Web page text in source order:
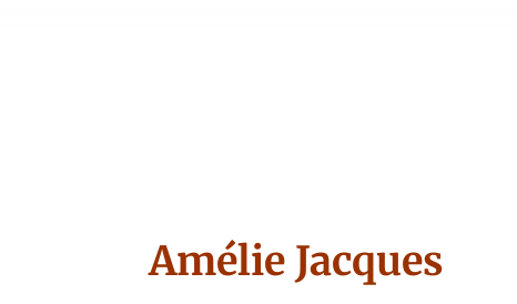
Amélie Jacques